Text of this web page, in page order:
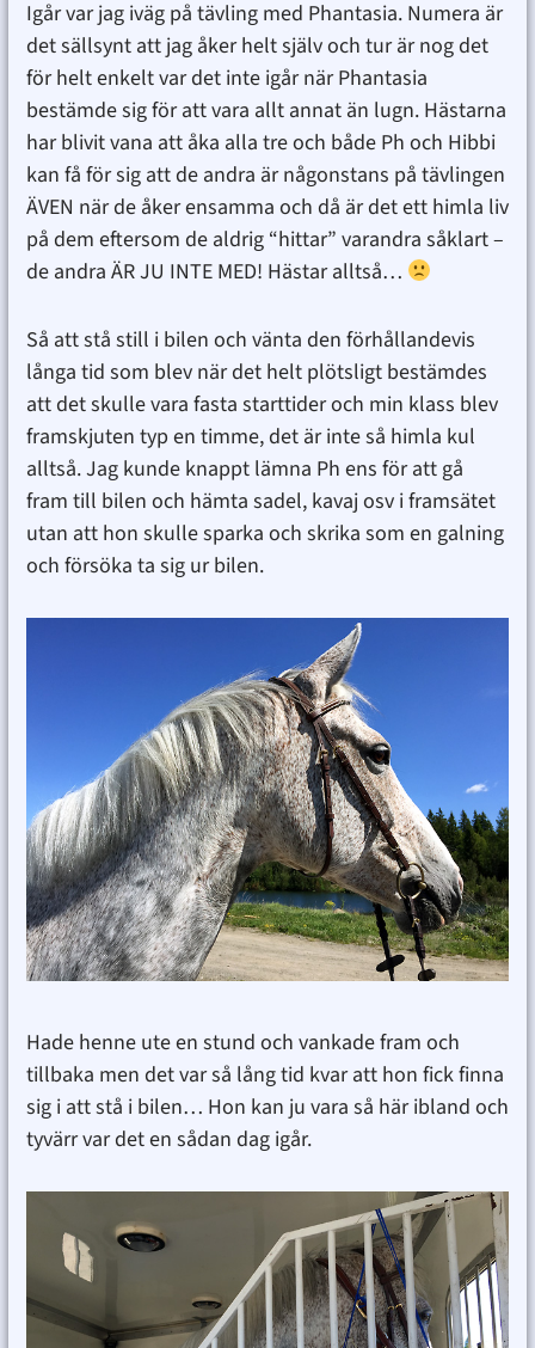
Igår var jag iväg på tävling med Phantasia. Numera är
det sällsynt att jag åker helt själv och tur är nog det
för helt enkelt var det inte igår när Phantasia
bestämde sig för att vara allt annat än lugn. Hästarna
har blivit vana att åka alla tre och både Ph och Hibbi
kan få för sig att de andra är någonstans på tävlingen
ÄVEN när de åker ensamma och då är det ett himla liv
på dem eftersom de aldrig “hittar” varandra såklart –
de andra ÄR JU INTE MED! Hästar alltså…
Så att stå still i bilen och vänta den förhållandevis
långa tid som blev när det helt plötsligt bestämdes
att det skulle vara fasta starttider och min klass blev
framskjuten typ en timme, det är inte så himla kul
alltså. Jag kunde knappt lämna Ph ens för att gå
fram till bilen och hämta sadel, kavaj osv i framsätet
utan att hon skulle sparka och skrika som en galning
och försöka ta sig ur bilen.
Hade henne ute en stund och vankade fram och
tillbaka men det var så lång tid kvar att hon fick finna
sig i att stå i bilen… Hon kan ju vara så här ibland och
tyvärr var det en sådan dag igår.